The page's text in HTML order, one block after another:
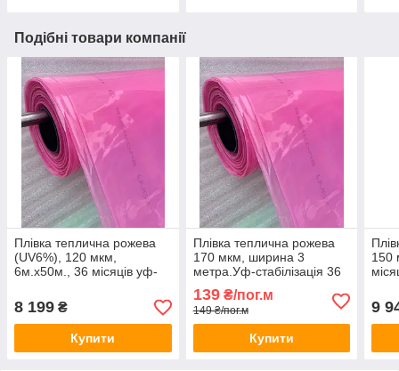
Подібні товари компанії
Плівка теплична рожева
(UV6%), 120 мкм,
6м.х50м., 36 місяців уф-
8 199 ₴
Купити
Плівка теплична рожева
170 мкм, ширина 3
метра.Уф-стабілізація 36
місяців.
139₴/пог.м
149 ₴/пог.м
Купити
150
9